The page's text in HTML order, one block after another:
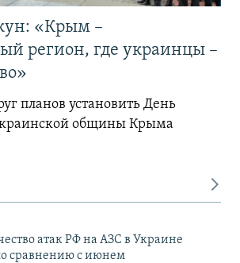
«Крым –
регион, где украинцы –
планов установить День
общины Крыма
атак РФ на АЗС в Украине
сравнению с июнем